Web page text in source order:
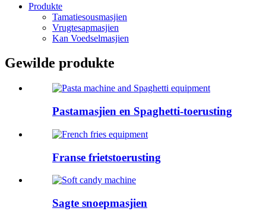
Produkte
Tamatiesousmasjien
Vrugtesapmasjien
Kan Voedselmasjien
Gewilde produkte
Pastamasjien en Spaghetti-toerusting
Franse frietstoerusting
Sagte snoepmasjien